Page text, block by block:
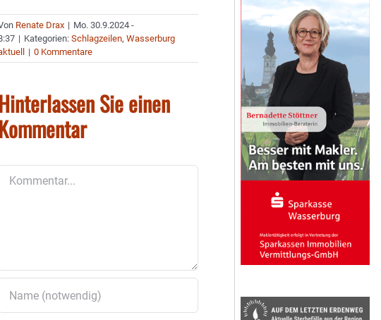
Renate Drax | Mo. 30.9.2024 -
| Kategorien:Schlagzeilen,Wasserburg
| 0 Kommentare
Sie einen